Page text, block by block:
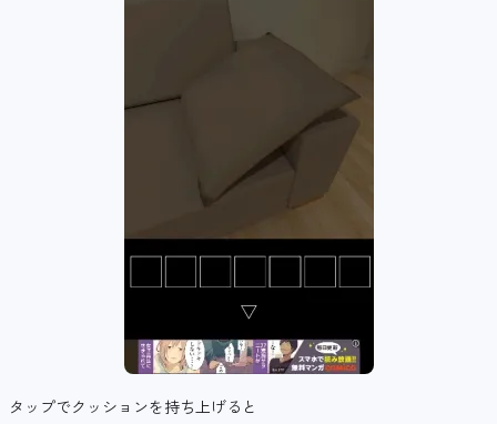
タップでクッションを持ち上げると